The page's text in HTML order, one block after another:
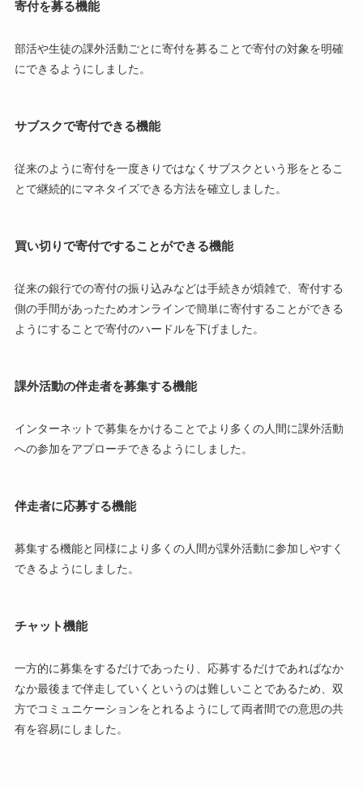
寄付を募る機能
部活や生徒の課外活動ごとに寄付を募ることで寄付の対象を明確
にできるようにしました。
サブスクで寄付できる機能
従来のように寄付を一度きりではなくサブスクという形をとるこ
とで継続的にマネタイズできる方法を確立しました。
買い切りで寄付ですることができる機能
従来の銀行での寄付の振り込みなどは手続きが煩雑で、寄付する
側の手間があったためオンラインで簡単に寄付することができる
ようにすることで寄付のハードルを下げました。
課外活動の伴走者を募集する機能
インターネットで募集をかけることでより多くの人間に課外活動
への参加をアプローチできるようにしました。
伴走者に応募する機能
募集する機能と同様により多くの人間が課外活動に参加しやすく
できるようにしました。
チャット機能
一方的に募集をするだけであったり、応募するだけであればなか
なか最後まで伴走していくというのは難しいことであるため、双
方でコミュニケーションをとれるようにして両者間での意思の共
有を容易にしました。